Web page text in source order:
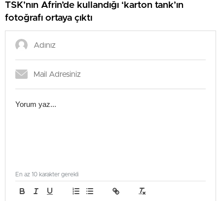
TSK’nın Afrin’de kullandığı ‘karton tank’ın
fotoğrafı ortaya çıktı
En az 10 karakter gerekli